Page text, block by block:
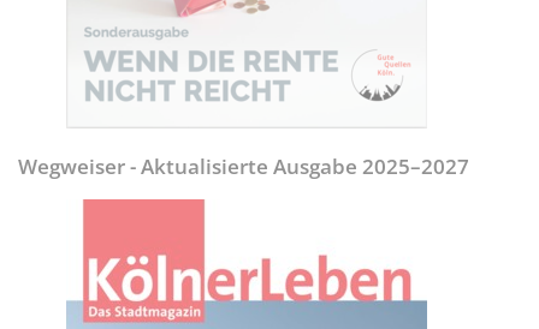
Wegweiser - Aktualisierte Ausgabe 2025–2027